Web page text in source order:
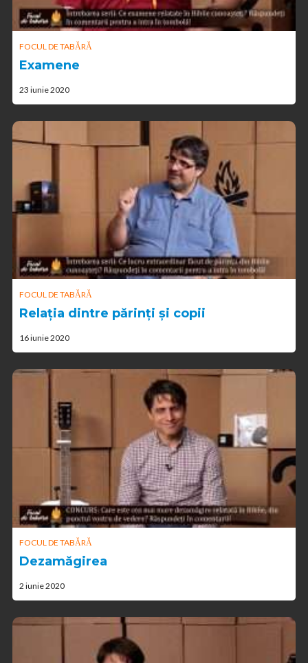
FOCUL DE TABĂRĂ
Examene
23 iunie 2020
FOCUL DE TABĂRĂ
Relația dintre părinți și copii
16 iunie 2020
FOCUL DE TABĂRĂ
Dezamăgirea
2 iunie 2020